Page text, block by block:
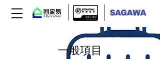
一般項目